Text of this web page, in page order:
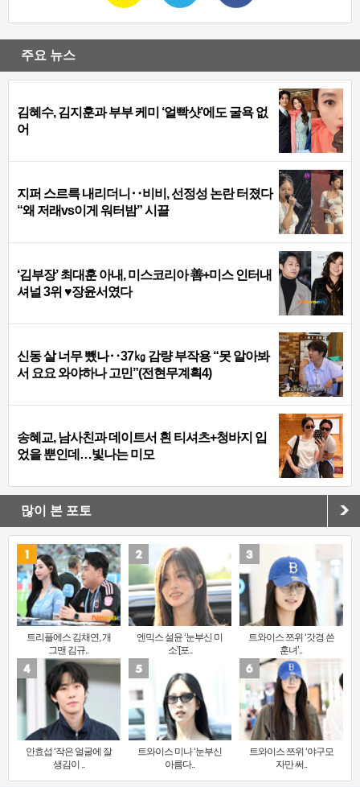
주요 뉴스
김혜수, 김지훈과 부부 케미 ‘얼빡샷’에도 굴욕 없
어
지퍼 스르륵 내리더니‥비비, 선정성 논란 터졌다
“왜 저래vs이게 워터밤” 시끌
‘김부장’ 최대훈 아내, 미스코리아 善+미스 인터내
셔널 3위 ♥장윤서였다
신동 살 너무 뺐나‥37㎏ 감량 부작용 “못 알아봐
서 요요 와야하나 고민”(전현무계획4)
송혜교, 남사친과 데이트서 흰 티셔츠+청바지 입
었을 뿐인데…빛나는 미모
많이 본 포토
트리플에스 김채연, 개
그맨 김규..
엔믹스 설윤 ‘눈부신 미
소’[포..
트와이스 쯔위 ‘갓경 쓴
훈녀’..
안효섭 ‘작은 얼굴에 잘
생김이 ..
트와이스 미나 ‘눈부신
아름다..
트와이스 쯔위 ‘야구모
자만 써..